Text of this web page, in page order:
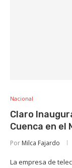
Nacional
Claro
Cuenca en el
Por Milca Fajardo
La empresa de